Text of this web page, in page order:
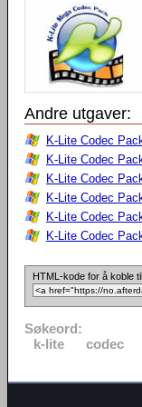
Andre utgaver:
K-Lite Codec
K-Lite Codec
K-Lite Codec
K-Lite Codec
K-Lite Codec
K-Lite Codec
HTML-kode for å koble
Søkeord:
k-lite
codec